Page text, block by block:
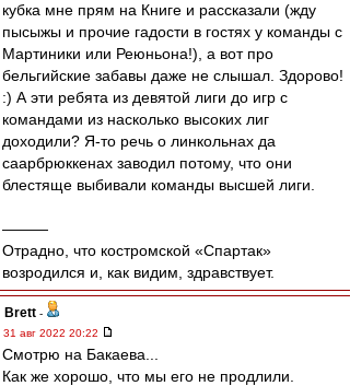
кубка мне прям на Книге и рассказали (жду
пысыжы и прочие гадости в гостях у команды с
Мартиники или Реюньона!), а вот про
бельгийские забавы даже не слышал. Здорово!
:) А эти ребята из девятой лиги до игр с
командами из насколько высоких лиг
доходили? Я-то речь о линкольнах да
саарбрюккенах заводил потому, что они
блестяще выбивали команды высшей лиги.
———
Отрадно, что костромской «Спартак»
возродился и, как видим, здравствует.
Brett -
31 авг 2022 20:22
Смотрю на Бакаева...
Как же хорошо, что мы его не продлили.